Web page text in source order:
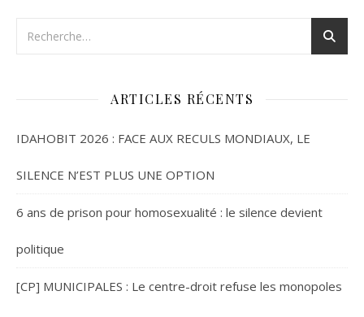
ARTICLES RÉCENTS
IDAHOBIT 2026 : FACE AUX RECULS MONDIAUX, LE
SILENCE N’EST PLUS UNE OPTION
6 ans de prison pour homosexualité : le silence devient
politique
[CP] MUNICIPALES : Le centre-droit refuse les monopoles